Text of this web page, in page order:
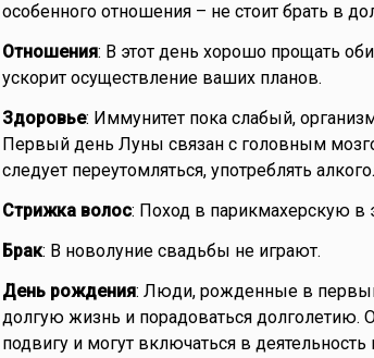
особенного отношения – не стоит брать в
Отношения: В этот день хорошо прощать
ускорит осуществление ваших планов.
Здоровье: Иммунитет пока слабый,
Первый день Луны связан с головным
следует переутомляться, употреблять
Стрижка волос: Поход в парикмахерскую в
Брак: В новолуние свадьбы не играют.
День рождения: Люди, рожденные в
долгую жизнь и порадоваться долголетию.
подвигу и могут включаться в